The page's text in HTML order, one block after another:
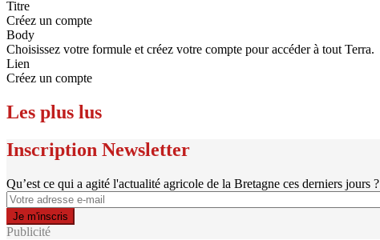
Titre
Créez un compte
Body
Choisissez votre formule et créez votre compte pour accéder à tout Terra.
Lien
Créez un compte
Les plus lus
Inscription Newsletter
Qu’est ce qui a agité l'actualité agricole de la Bretagne ces derniers jours ?
Publicité